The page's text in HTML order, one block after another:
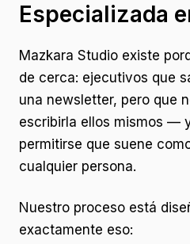
Especializada
Mazkara Studio existe
de cerca: ejecutivos que
una newsletter, pero que
escribirla ellos mismos —
permitirse que suene
cualquier persona.
Nuestro proceso está
exactamente eso: